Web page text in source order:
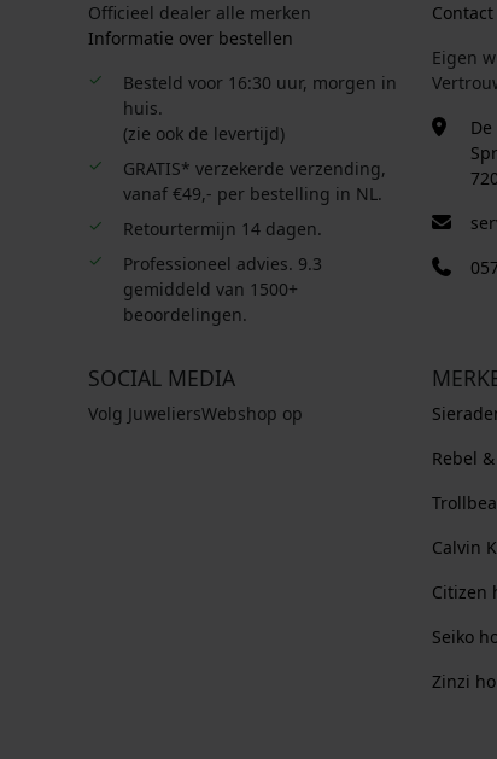
Officieel dealer alle merken
Informatie over bestellen
Besteld voor 16:30 uur, morgen in
huis.
(zie ook de levertijd)
GRATIS* verzekerde verzending,
vanaf €49,- per bestelling in NL.
Retourtermijn 14 dagen.
Professioneel advies. 9.3
gemiddeld van 1500+
beoordelingen.
Eigen
SOCIAL MEDIA
Volg JuweliersWebshop op
Rebel
Calvin
Citizen
Seiko
Zinzi